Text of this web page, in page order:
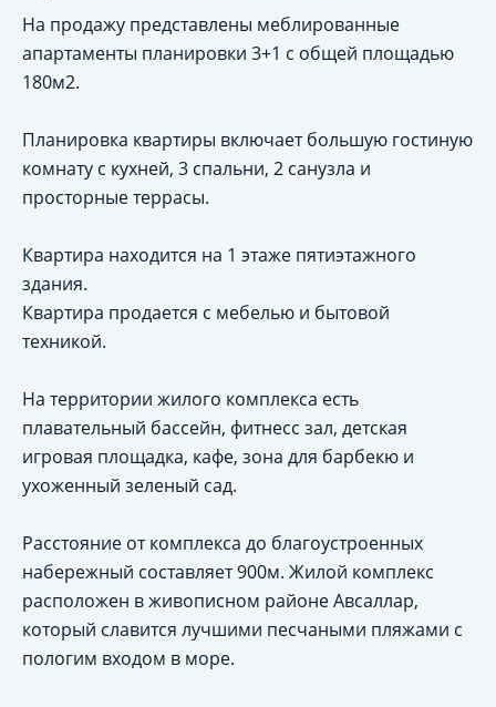
На продажу представлены меблированные
апартаменты планировки 3+1 с общей площадью
180м2.
Планировка квартиры включает большую гостиную
комнату с кухней, 3 спальни, 2 санузла и
просторные террасы.
Квартира находится на 1 этаже пятиэтажного
здания.
Квартира продается с мебелью и бытовой
техникой.
На территории жилого комплекса есть
плавательный бассейн, фитнесс зал, детская
игровая площадка, кафе, зона для барбекю и
ухоженный зеленый сад.
Расстояние от комплекса до благоустроенных
набережный составляет 900м. Жилой комплекс
расположен в живописном районе Авсаллар,
который славится лучшими песчаными пляжами с
пологим входом в море.